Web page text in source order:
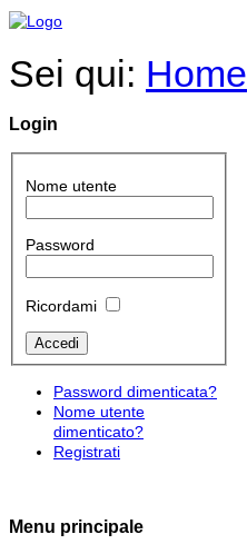
Sei qui: Home
Login
Nome utente
Password
Ricordami
Password dimenticata?
Nome utente
dimenticato?
Registrati
Menu principale